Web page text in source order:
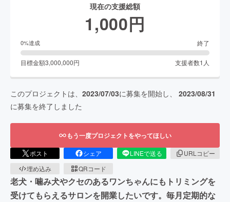
現在の支援総額
1,000円
0%達成 終了
目標金額3,000,000円 支援者数1 人
このプロジェクトは、 2023/07/03に募集を開始し、 2023/08/31
に募集を終了しました
もう一度プロジェクトをやってほしい
ポスト シェア LINEで送る
URLコピー
埋め込み
QRコード
老犬・噛み犬やクセのあるワンちゃんにもトリミングを
受けてもらえるサロンを開業したいです。毎月定期的な